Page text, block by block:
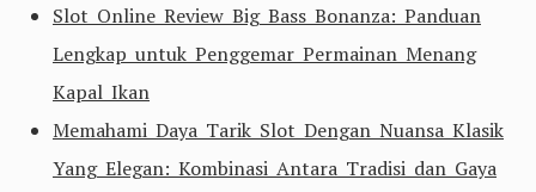
Slot Online Review Big Bass Bonanza: Panduan
Lengkap untuk Penggemar Permainan Menang
Kapal Ikan
Memahami Daya Tarik Slot Dengan Nuansa Klasik
Yang Elegan: Kombinasi Antara Tradisi dan Gaya